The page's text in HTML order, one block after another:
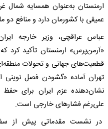
ارمنستان به‌عنوان همسایه شمال
عمیقی با کشورمان دارد و منافع
عباس عراقچی، وزیر خارجه
«آرمن‌پرس» ارمنستان تأکید کرد
قطعیت‌های جهانی و تحولات
تهران آماده «گشودن فصل نوینی
نشان‌دهنده عزم ایران برای
علی‌رغم فشارهای خارجی است.
در نشست مقدماتی پیش از